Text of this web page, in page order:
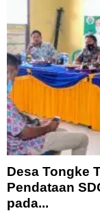
Desa Tongke
Pendataan
pada...